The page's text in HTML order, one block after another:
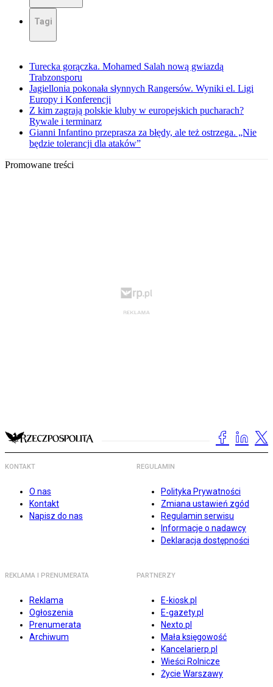
Tagi
Turecka gorączka. Mohamed Salah nową gwiazdą
Trabzonsporu
Jagiellonia pokonała słynnych Rangersów. Wyniki el. Ligi
Europy i Konferencji
Z kim zagrają polskie kluby w europejskich pucharach?
Rywale i terminarz
Gianni Infantino przeprasza za błędy, ale też ostrzega. „Nie
będzie tolerancji dla ataków”
Promowane treści
KONTAKT
O nas
Kontakt
Napisz do nas
REGULAMIN
Polityka Prywatności
Zmiana ustawień zgód
Regulamin serwisu
Informacje o nadawcy
Deklaracja dostępności
REKLAMA I PRENUMERATA
Reklama
Ogłoszenia
Prenumerata
Archiwum
PARTNERZY
E-kiosk.pl
E-gazety.pl
Nexto.pl
Mała księgowość
Kancelarierp.pl
Wieści Rolnicze
Życie Warszawy